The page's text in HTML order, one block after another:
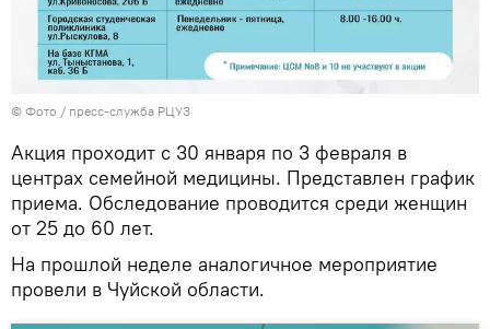
© Фото / пресс-служба РЦУЗ
Акция проходит с 30 января по 3 февраля в
центрах семейной медицины. Представлен график
приема. Обследование проводится среди женщин
от 25 до 60 лет.
На прошлой неделе аналогичное мероприятие
провели в Чуйской области.